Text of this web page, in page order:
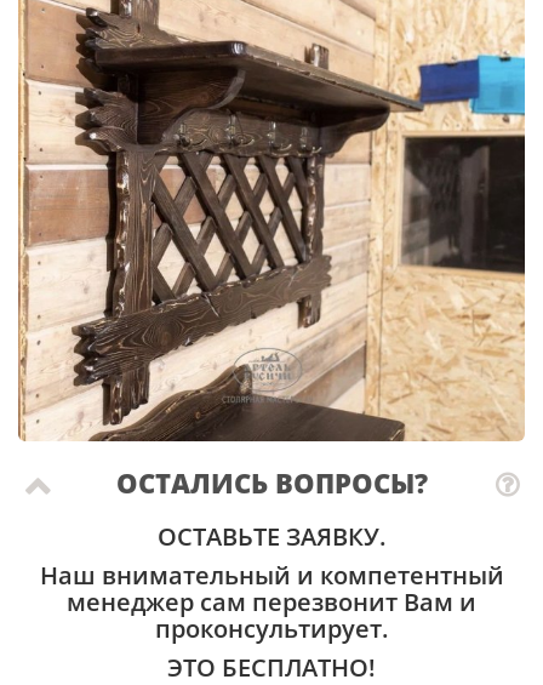
ОСТАЛИСЬ ВОПРОСЫ?
ОСТАВЬТЕ ЗАЯВКУ.
Наш внимательный и компетентный
менеджер сам перезвонит Вам и
проконсультирует.
ЭТО БЕСПЛАТНО!